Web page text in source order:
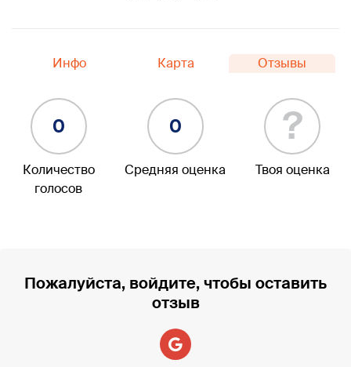
Инфо Карта Отзывы
0
Количество
голосов
0
Средняя оценка
?
Твоя оценка
Пожалуйста, войдите, чтобы оставить
отзыв